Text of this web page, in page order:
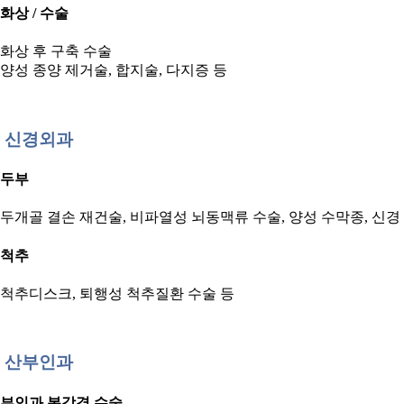
화상 / 수술
화상 후 구축 수술
양성 종양 제거술, 합지술, 다지증 등
신경외과
두부
두개골 결손 재건술, 비파열성 뇌동맥류 수술, 양성 수막종, 신경
척추
척추디스크, 퇴행성 척추질환 수술 등
산부인과